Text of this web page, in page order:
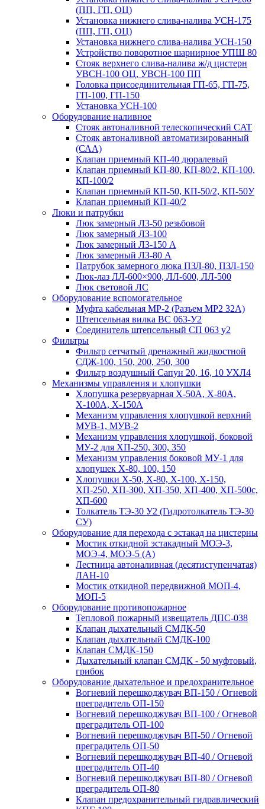
(ПП, ГП, ОЦ)
Установка нижнего слива-налива УСН-175
(ПП, ГП, ОЦ)
Установка нижнего слива-налива УСН-150
Устройство поворотное шарнирное УПШ 80
Стояк верхнего слива-налива ж/д цистерн
УВСН-100 ОЦ, УВСН-100 ПП
Головка присоединительная ГП-65, ГП-75,
ГП-100, ГП-150
Установка УСН-100
Оборудование наливное
Стояк автоналивной телескопический CAT
Стояк автоналивной автоматизированный
(САА)
Клапан приемный КП-40 дюралевый
Клапан приемный КП-80, КП-80/2, КП-100,
КП-100/2
Клапан приемный КП-50, КП-50/2, КП-50У
Клапан приемный КП-40/2
Люки и патрубки
Люк замерный Л3-50 резьбовой
Люк замерный ЛЗ-100
Люк замерный Л3-150 А
Люк замерный ЛЗ-80 А
Патрубок замерного люка ПЗЛ-80, ПЗЛ-150
Люк-лаз ЛЛ-600×900, ЛЛ-600, ЛЛ-500
Люк световой ЛС
Оборудование вспомогательное
Муфта кабельная МР-2 (Разъем МР2 32А)
Штепсельная вилка ВС 063-У2
Соединитель штепсельный СП 063 у2
Фильтры
Фильтр сетчатый дренажный жидкостной
СДЖ-100, 150, 200, 250, 300
Фильтр воздушный Сапун 20, 16, 10 УХЛ4
Механизмы управления и хлопушки
Хлопушка резервуарная Х-50А, Х-80А,
Х-100А, Х-150А
Механизм управления хлопушкой верхний
МУВ-1, МУВ-2
Механизм управления хлопушкой, боковой
МУ-2 для ХП-250, 300, 350
Механизм управления боковой МУ-1 для
хлопушек Х-80, 100, 150
Хлопушки Х-50, Х-80, Х-100, Х-150,
ХП-250, ХП-З00, ХП-350, ХП-400, ХП-500с,
ХП-600
Толкатель ТЭ-30 У2 (Гидротолкатель ТЭ-30
СУ)
Оборудование для перехода с эстакад на цистерны
Мостик откидной эстакадный МОЭ-3,
МОЭ-4, МОЭ-5 (А)
Лестница автоналивная (десятиступенчатая)
ЛАН-10
Мостик откидной передвижной МОП-4,
МОП-5
Оборудование противопожарное
Тепловой пожарный извещатель ДПС-038
Клапан дыхательный СМДК-50
Клапан дыхательный СМДК-100
Клапан СМДК-150
Дыхательный клапан СМДК - 50 муфтовый,
грибок
Оборудование дыхательное и предохранительное
Вогневий перешкоджувач ВП-150 / Огневой
преградитель ОП-150
Вогневий перешкоджувач ВП-100 / Огневой
преградитель ОП-100
Вогневий перешкоджувач ВП-50 / Огневой
преградитель ОП-50
Вогневий перешкоджувач ВП-40 / Огневой
преградитель ОП-40
Вогневий перешкоджувач ВП-80 / Огневой
преградитель ОП-80
Клапан предохранительный гидравлический